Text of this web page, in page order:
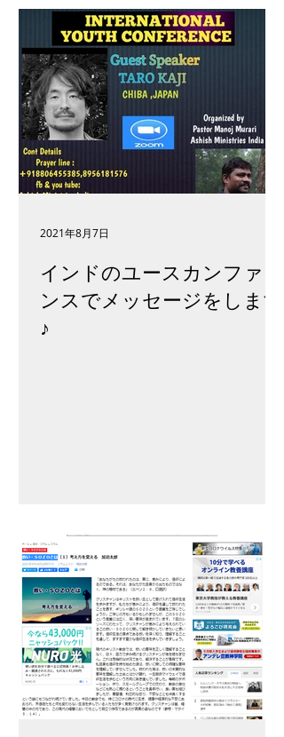
インドのユースカンファレ
ンスでメッセージをします
♪
2021年8月7日